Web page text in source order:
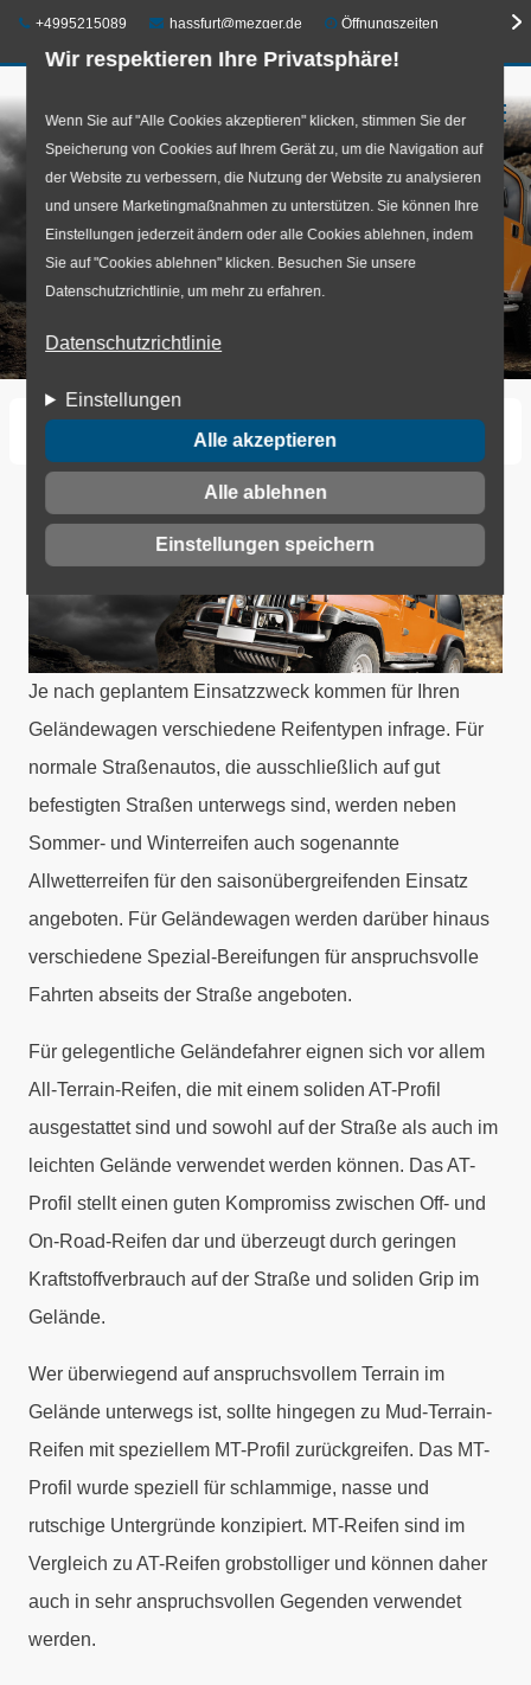
Wir respektieren Ihre Privatsphäre!
Wenn Sie auf "Alle Cookies akzeptieren" klicken, stimmen Sie der
Speicherung von Cookies auf Ihrem Gerät zu, um die Navigation auf
der Website zu verbessern, die Nutzung der Website zu analysieren
und unsere Marketingmaßnahmen zu unterstützen. Sie können Ihre
Einstellungen jederzeit ändern oder alle Cookies ablehnen, indem
Sie auf "Cookies ablehnen" klicken. Besuchen Sie unsere
Datenschutzrichtlinie, um mehr zu erfahren.
Datenschutzrichtlinie
Einstellungen
Alle akzeptieren
Alle ablehnen
Einstellungen speichern
Direkt
zum
Telefon:
+4995215089 E-Mail:hassfurt@mezger.de Öffnungszeiten
☰
Startseite Offroad
Offroad
Je nach geplantem Einsatzzweck kommen für Ihren
Geländewagen verschiedene Reifentypen infrage. Für
normale Straßenautos, die ausschließlich auf gut
befestigten Straßen unterwegs sind, werden neben
Sommer- und Winterreifen auch sogenannte
Allwetterreifen für den saisonübergreifenden Einsatz
angeboten. Für Geländewagen werden darüber hinaus
verschiedene Spezial-Bereifungen für anspruchsvolle
Fahrten abseits der Straße angeboten.
Für gelegentliche Geländefahrer eignen sich vor allem
All-Terrain-Reifen, die mit einem soliden AT-Profil
ausgestattet sind und sowohl auf der Straße als auch im
leichten Gelände verwendet werden können. Das AT-
Profil stellt einen guten Kompromiss zwischen Off- und
On-Road-Reifen dar und überzeugt durch geringen
Kraftstoffverbrauch auf der Straße und soliden Grip im
Gelände.
Wer überwiegend auf anspruchsvollem Terrain im
Gelände unterwegs ist, sollte hingegen zu Mud-Terrain-
Reifen mit speziellem MT-Profil zurückgreifen. Das MT-
Profil wurde speziell für schlammige, nasse und
rutschige Untergründe konzipiert. MT-Reifen sind im
Vergleich zu AT-Reifen grobstolliger und können daher
auch in sehr anspruchsvollen Gegenden verwendet
werden.